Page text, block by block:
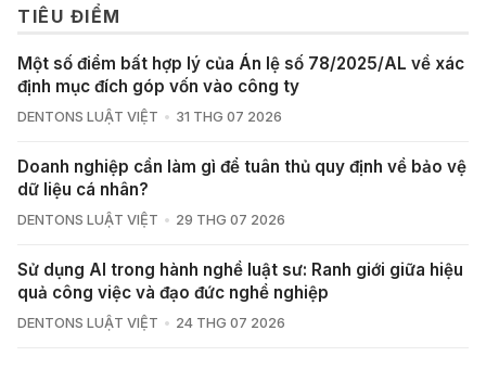
TIÊU ĐIỂM
Một số điểm bất hợp lý của Án lệ số 78/2025/AL về xác
định mục đích góp vốn vào công ty
DENTONS LUẬT VIỆT 31 THG 07 2026
Doanh nghiệp cần làm gì để tuân thủ quy định về bảo vệ
dữ liệu cá nhân?
DENTONS LUẬT VIỆT 29 THG 07 2026
Sử dụng AI trong hành nghề luật sư: Ranh giới giữa hiệu
quả công việc và đạo đức nghề nghiệp
DENTONS LUẬT VIỆT 24 THG 07 2026